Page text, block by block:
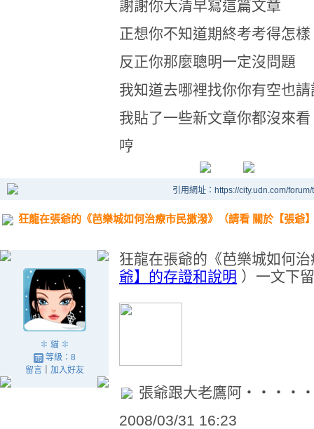
謝謝你大清早寫這篇文章
正想你不知道期終考考得怎樣
反正你那麼聰明一定沒問題
我知道去哪裡找你你有空也
我貼了一些新文章你都沒來看
哼
引用網址：https://city.udn.com/
狂龍在張爺的《芭樂城如何治療市民撒潑》（請看 關於【張爺
✽ 貓 ✽
等級：8
留言｜ 加入好友
狂龍在張爺的《芭樂城如何
爺】的存證和說明 ）一文下
張爺跟大老鷹阿
2008/03/31 16:23